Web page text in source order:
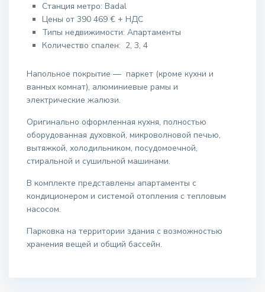
Станция метро:Badal
Цены от390 469 € + НДС
Типы недвижимости: Апартаменты
Количество спален: 2, 3, 4
Напольное покрытие — паркет (кроме кухни и
ванных комнат), алюминиевые рамы и
электрические жалюзи.
Оригинально оформленная кухня, полностью
оборудованная духовкой, микроволновой печью,
вытяжкой, холодильником, посудомоечной,
стиральной и сушильной машинами.
В комплекте представлены апартаменты с
кондиционером и системой отопления с тепловым
насосом.
Парковка на территории здания с возможностью
хранения вещей и общий бассейн.